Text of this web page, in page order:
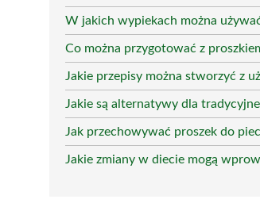
W jakich wypiekach można
Co można przygotować z
Jakie przepisy można stworzyć z
Jakie są alternatywy dla
Jak przechowywać proszek do
Jakie zmiany w diecie mogą